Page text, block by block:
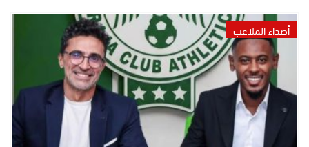
أصداء الملاعب